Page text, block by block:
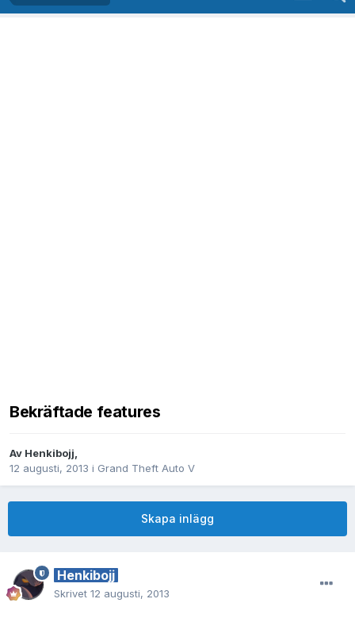
Bekräftade features
Av Henkibojj,
12 augusti, 2013 i Grand Theft Auto V
Skapa inlägg
Henkibojj
Skrivet 12 augusti, 2013